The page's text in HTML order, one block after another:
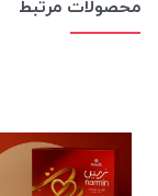
محصولات مرتبط